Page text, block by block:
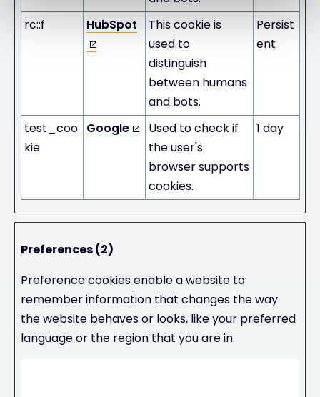
rc::f HubSpot
This cookie is
used to
distinguish
between humans
and bots.
Persist
ent
test_coo
kie
Google
Used to check if
the user's
browser supports
cookies.
1 day
Preferences (2)
Preference cookies enable a website to
remember information that changes the way
the website behaves or looks, like your preferred
language or the region that you are in.